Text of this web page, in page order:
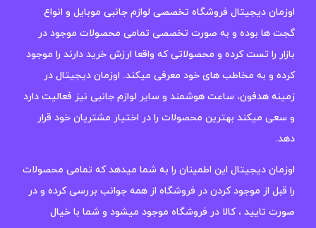
اوزمان دیجیتال فروشگاه تخصصی لوازم جانبی موبایل و انواع
گجت ها بوده و به صورت تخصصی تمامی محصولات موجود در
بازار را تست کرده و محصولاتی که واقعا ارزش خرید دارند را موجود
کرده و به مخاطب های خود معرفی میکند. اوزمان دیجیتال در
زمینه هدفون، ساعت هوشمند و سایر لوازم جانبی نیز فعالیت دارد
و سعی میکند بهترین محصولات را در اختیار مشتریان خود قرار
دهد.
اوزمان دیجیتال این اطمینان را به شما میدهد که تمامی محصولات
را قبل از موجود کردن در فروشگاه از همه جوانب بررسی کرده و در
صورت تایید ، کالا در فروشگاه موجود میشود و شما با خیال